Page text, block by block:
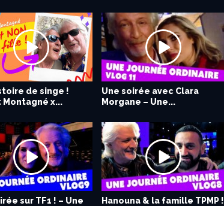
de singe !
x...
Une soirée avec Clara
Morgane – Une...
sur TF1 ! – Une
Hanouna & la famille TPMP !
– Une
Patrick Sébastien – Une
Journée...